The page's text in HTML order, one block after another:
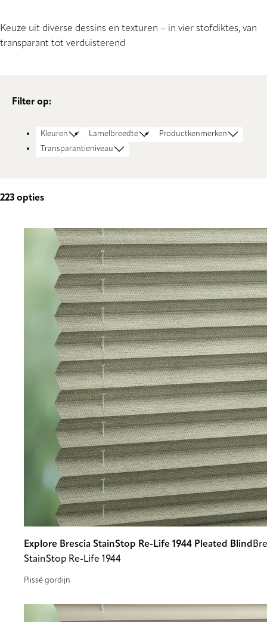
Keuze uit diverse dessins en texturen – in vier stofdiktes, van
transparant tot verduisterend
Filter op:
Kleuren Lamelbreedte
Productkenmerken
Transparantieniveau
223 opties
Explore Brescia StainStop Re-Life 1944 Pleated Blind
StainStop Re-Life 1944
Plissé gordijn